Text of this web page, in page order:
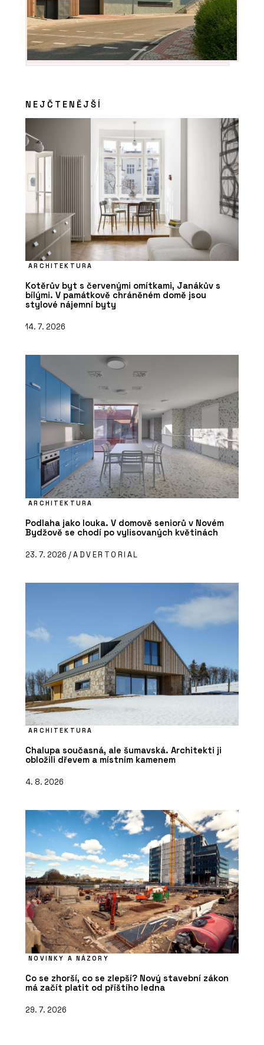
NEJČTENĚJŠÍ
ARCHITEKTURA
Kotěrův byt s červenými omítkami, Janákův s
bílými. V památkově chráněném domě jsou
stylové nájemní byty
14. 7. 2026
ARCHITEKTURA
Podlaha jako louka. V domově seniorů v Novém
Bydžově se chodí po vylisovaných květinách
23. 7. 2026 /ADVERTORIAL
ARCHITEKTURA
Chalupa současná, ale šumavská. Architekti ji
obložili dřevem a místním kamenem
4. 8. 2026
NOVINKY A NÁZORY
Co se zhorší, co se zlepší? Nový stavební zákon
má začít platit od příštího ledna
29. 7. 2026